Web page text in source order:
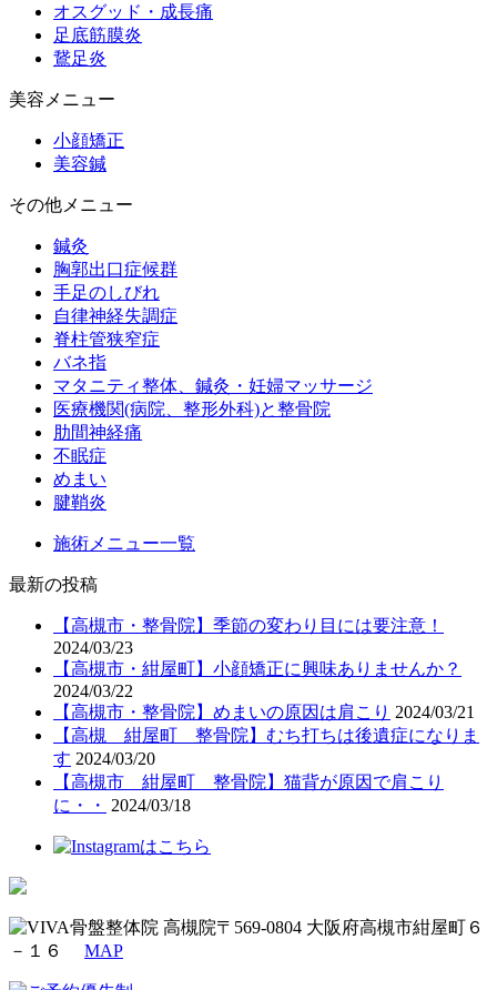
オスグッド・成長痛
足底筋膜炎
鵞足炎
美容メニュー
小顔矯正
美容鍼
その他メニュー
鍼灸
胸郭出口症候群
手足のしびれ
自律神経失調症
脊柱管狭窄症
バネ指
マタニティ整体、鍼灸・妊婦マッサージ
医療機関(病院、整形外科)と整骨院
肋間神経痛
不眠症
めまい
腱鞘炎
施術メニュー一覧
最新の投稿
【高槻市・整骨院】季節の変わり目には要注意！
2024/03/23
【高槻市・紺屋町】小顔矯正に興味ありませんか？
2024/03/22
【高槻市・整骨院】めまいの原因は肩こり 2024/03/21
【高槻 紺屋町 整骨院】むち打ちは後遺症になりま
す 2024/03/20
【高槻市 紺屋町 整骨院】猫背が原因で肩こり
に・・
2024/03/18
〒569-0804 大阪府高槻市紺屋町６
－１６ MAP